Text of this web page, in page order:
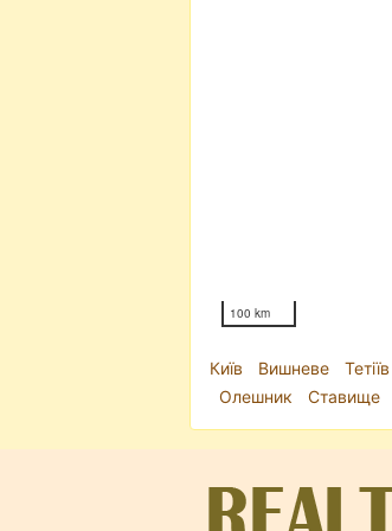
100 km
Київ Вишневе Тетіїв
Олешник
Ставище